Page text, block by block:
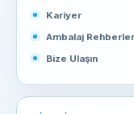
Kariyer
Ambalaj
Bize Ulaşın